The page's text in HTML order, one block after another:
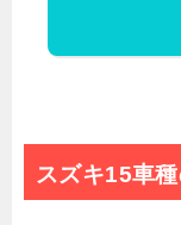
スズキ15車